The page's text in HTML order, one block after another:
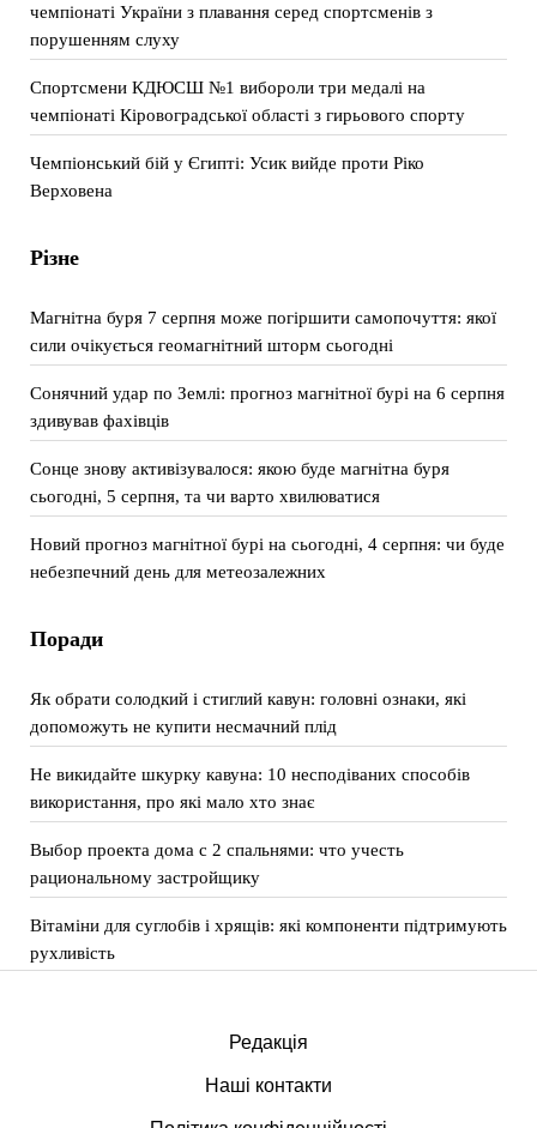
чемпіонаті України з плавання серед спортсменів з
порушенням слуху
Спортсмени КДЮСШ №1 вибороли три медалі на
чемпіонаті Кіровоградської області з гирьового спорту
Чемпіонський бій у Єгипті: Усик вийде проти Ріко
Верховена
Різне
Магнітна буря 7 серпня може погіршити самопочуття: якої
сили очікується геомагнітний шторм сьогодні
Сонячний удар по Землі: прогноз магнітної бурі на 6 серпня
здивував фахівців
Сонце знову активізувалося: якою буде магнітна буря
сьогодні, 5 серпня, та чи варто хвилюватися
Новий прогноз магнітної бурі на сьогодні, 4 серпня: чи буде
небезпечний день для метеозалежних
Поради
Як обрати солодкий і стиглий кавун: головні ознаки, які
допоможуть не купити несмачний плід
Не викидайте шкурку кавуна: 10 несподіваних способів
використання, про які мало хто знає
Выбор проекта дома с 2 спальнями: что учесть
рациональному застройщику
Вітаміни для суглобів і хрящів: які компоненти підтримують
рухливість
Редакція
Наші контакти